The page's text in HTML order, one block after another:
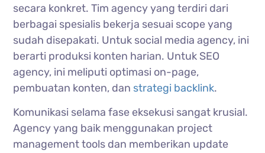
secara konkret. Tim agency yang terdiri dari
berbagai spesialis bekerja sesuai scope yang
sudah disepakati. Untuk social media agency, ini
berarti produksi konten harian. Untuk SEO
agency, ini meliputi optimasi on-page,
pembuatan konten, dan strategi backlink.
Komunikasi selama fase eksekusi sangat krusial.
Agency yang baik menggunakan project
management tools dan memberikan update